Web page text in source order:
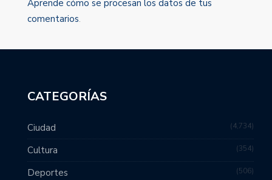
Aprende cómo se procesan los datos de tus
comentarios.
CATEGORÍAS
Ciudad 4,734
Cultura 354
Deportes 506